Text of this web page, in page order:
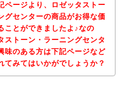
ページより、ロゼッタストー
グセンターの商品がお得な価
ことができましたよ♪なの
ストーン・ラーニングセンタ
味のある方は下記ページなど
てみてはいかがでしょうか？